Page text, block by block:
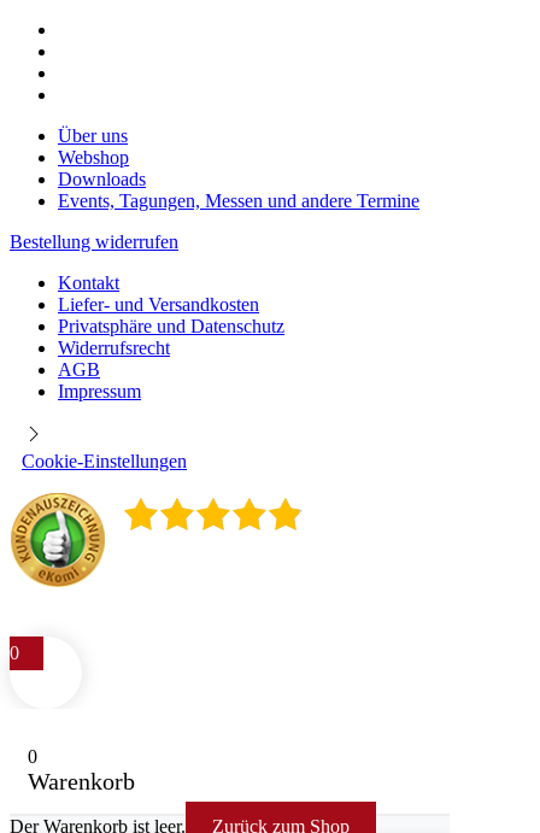
Über uns
Webshop
Downloads
Events, Tagungen, Messen und andere Termine
Bestellung widerrufen
Kontakt
Liefer- und Versandkosten
Privatsphäre und Datenschutz
Widerrufsrecht
AGB
Impressum
Cookie-Einstellungen
0
0
Warenkorb
Der Warenkorb ist leer. Zurück zum Shop